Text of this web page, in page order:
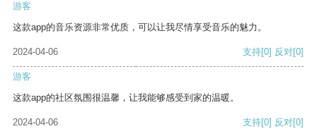
游客
这款app的音乐资源非常优质，可以让我尽情享受音乐的魅力。
2024-04-06 支持[0] 反对[0]
游客
这款app的社区氛围很温馨，让我能够感受到家的温暖。
2024-04-06 支持[0] 反对[0]